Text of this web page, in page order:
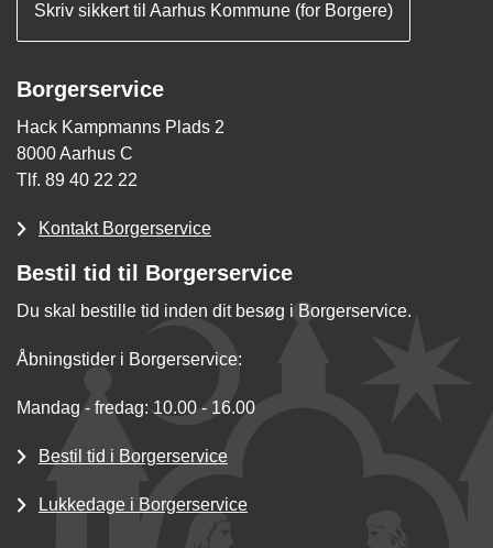
Skriv sikkert til Aarhus Kommune (for Borgere)
Borgerservice
Hack Kampmanns Plads 2
8000 Aarhus C
Tlf. 89 40 22 22
Kontakt Borgerservice
Bestil tid til Borgerservice
Du skal bestille tid inden dit besøg i Borgerservice.
Åbningstider i Borgerservice:
Mandag - fredag: 10.00 - 16.00
Bestil tid i Borgerservice
Lukkedage i Borgerservice